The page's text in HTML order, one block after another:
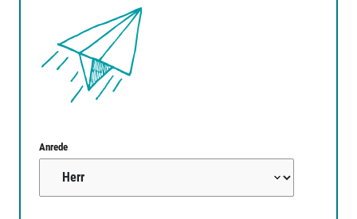
Anrede